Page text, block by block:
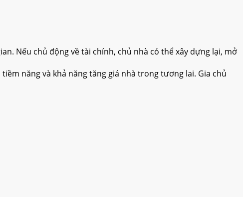
Nếu chủ động về tài chính, chủ nhà có thể xây dựng lại, mở
năng và khả năng tăng giá nhà trong tương lai. Gia chủ